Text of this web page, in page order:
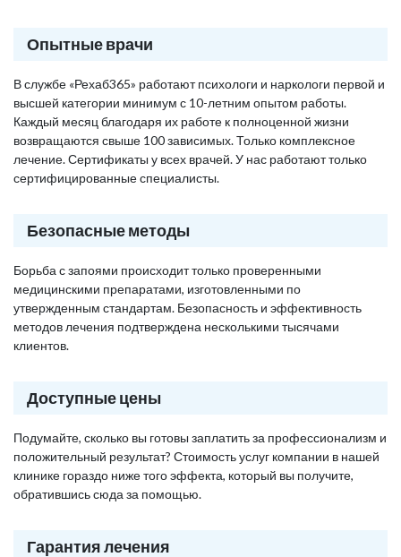
Опытные врачи
В службе «Рехаб365» работают психологи и наркологи первой и
высшей категории минимум с 10-летним опытом работы.
Каждый месяц благодаря их работе к полноценной жизни
возвращаются свыше 100 зависимых. Только комплексное
лечение. Сертификаты у всех врачей. У нас работают только
сертифицированные специалисты.
Безопасные методы
Борьба с запоями происходит только проверенными
медицинскими препаратами, изготовленными по
утвержденным стандартам. Безопасность и эффективность
методов лечения подтверждена несколькими тысячами
клиентов.
Доступные цены
Подумайте, сколько вы готовы заплатить за профессионализм и
положительный результат? Стоимость услуг компании в нашей
клинике гораздо ниже того эффекта, который вы получите,
обратившись сюда за помощью.
Гарантия лечения